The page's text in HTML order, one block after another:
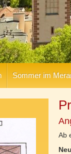
Ab
Neu
Sommer im